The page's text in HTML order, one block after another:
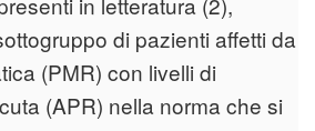
di pazienti affetti da
(PMR) con livelli di
(APR) nella norma che si